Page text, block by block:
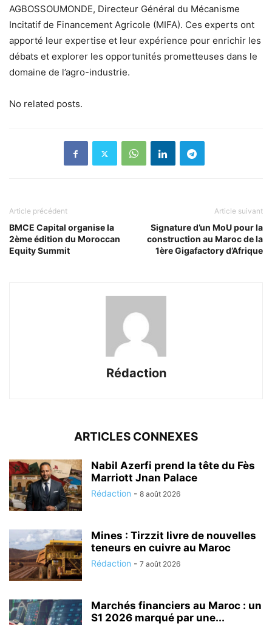
AGBOSSOUMONDE, Directeur Général du Mécanisme
Incitatif de Financement Agricole (MIFA). Ces experts ont
apporté leur expertise et leur expérience pour enrichir les
débats et explorer les opportunités prometteuses dans le
domaine de l’agro-industrie.
No related posts.
Article précédent
BMCE Capital organise la
2ème édition du Moroccan
Equity Summit
Article suivant
Signature d’un MoU pour la
construction au Maroc de la
1ère Gigafactory d’Afrique
Rédaction
ARTICLES CONNEXES
Nabil Azerfi prend la tête du Fès
Marriott Jnan Palace
Rédaction - 8 août 2026
Mines : Tirzzit livre de nouvelles
teneurs en cuivre au Maroc
Rédaction - 7 août 2026
Marchés financiers au Maroc : un
S1 2026 marqué par une...